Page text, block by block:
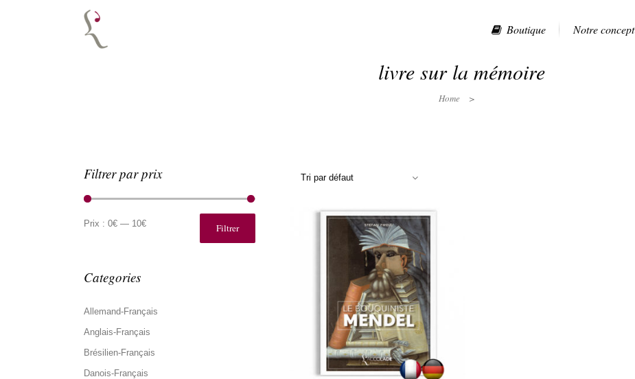
Boutique Notre concept
livre sur la mémoire
Home >
Filtrer par prix
min
max
Filtrer
Prix : 0€ — 10€
Categories
Allemand-Français
Anglais-Français
Brésilien-Français
Danois-Français
Tri par défaut